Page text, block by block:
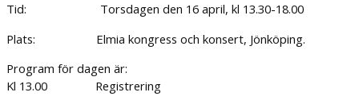
Tid: Torsdagen den 16 april, kl 13.30-18.00
Plats: Elmia kongress och konsert, Jönköping.
Program för dagen är:
Kl 13.00 Registrering